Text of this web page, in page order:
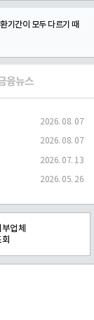
기간이 모두 다르기 때
융뉴스
2026. 08. 07
2026. 08. 07
2026. 07. 13
2026. 05. 26
업체